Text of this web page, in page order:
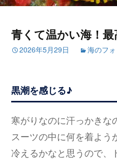
青くて温かい海！
2026年5月29日 海のフ
黒潮を感じる♪
寒がりなのに汗っかきな
スーツの中に何を着よう
冷えるかなと思うので、